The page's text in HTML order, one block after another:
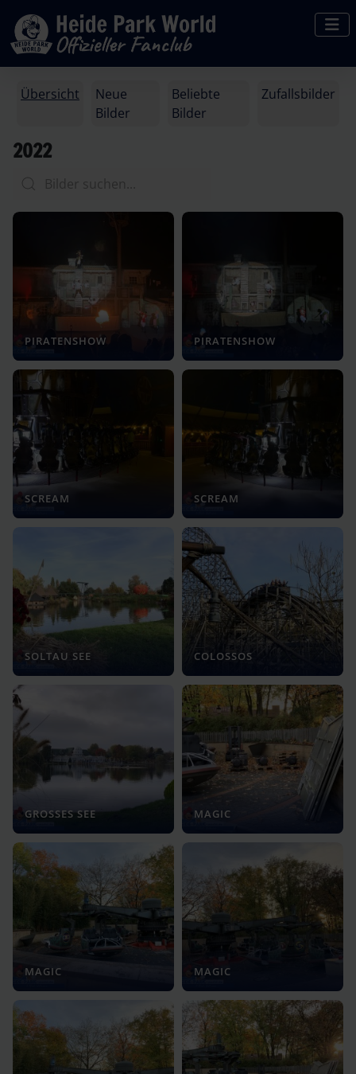
Übersicht
Neue
Bilder
Beliebte
Bilder
Zufallsbilder
2022
PIRATENSHOW PIRATENSHOW
SCREAM SCREAM
SOLTAU SEE COLOSSOS
GROSSES SEE MAGIC
MAGIC MAGIC